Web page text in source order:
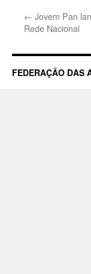
← Jovem Pan
Rede Nacional
FEDERAÇÃO DAS